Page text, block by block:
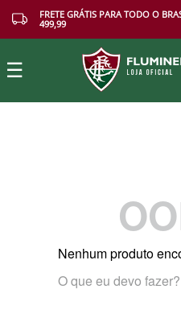
FRETE GRÁTIS PARA TODO O
499,99
☰
Nenhum produto
O que eu devo fazer?